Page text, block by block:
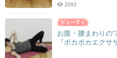
2093
お腹・腰まわりの
『ポカポカエクサ